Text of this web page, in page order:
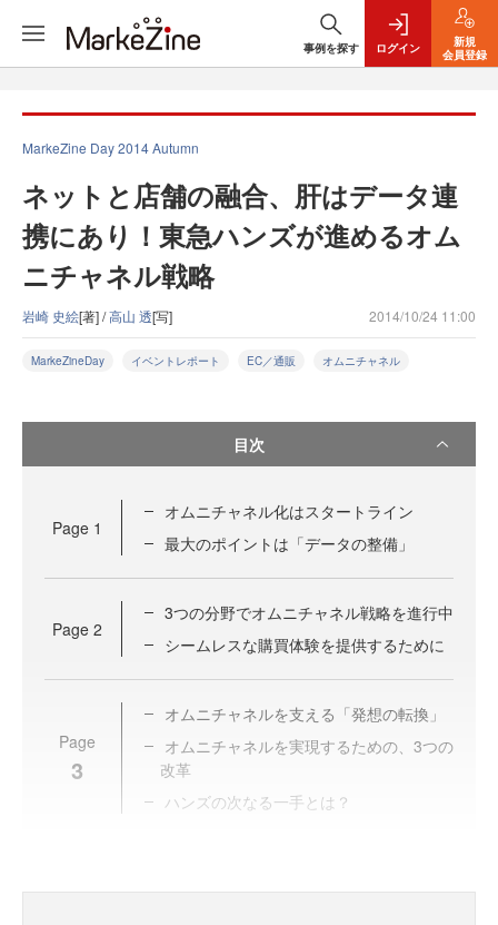
事例を探す ログイン
新規
会員登録
MarkeZine Day 2014 Autumn
ネットと店舗の融合、肝はデータ連
携にあり！東急ハンズが進めるオム
ニチャネル戦略
岩崎 史絵[著] /高山 透[写] 2014/10/24 11:00
MarkeZineDay イベントレポート EC／通販 オムニチャネル
目次
Page 1
オムニチャネル化はスタートライン
最大のポイントは「データの整備」
Page 2
3つの分野でオムニチャネル戦略を進行中
シームレスな購買体験を提供するために
Page
3
オムニチャネルを支える「発想の転換」
オムニチャネルを実現するための、3つの
改革
ハンズの次なる一手とは？